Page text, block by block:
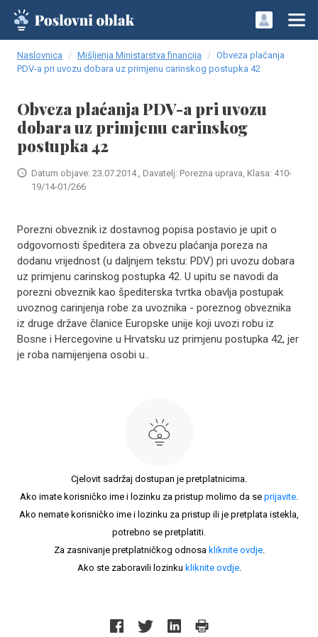
Naslovnica Mišljenja Ministarstva financija
Obveza plaćanja
PDV-a pri uvozu dobara uz primjenu carinskog postupka 42
Obveza plaćanja PDV-a pri uvozu
dobara uz primjenu carinskog
postupka 42
Datum objave: 23.07.2014., Davatelj: Porezna uprava, Klasa: 410-
19/14-01/266
Porezni obveznik iz dostavnog popisa postavio je upit o
odgovornosti špeditera za obvezu plaćanja poreza na
dodanu vrijednost (u daljnjem tekstu: PDV) pri uvozu dobara
uz primjenu carinskog postupka 42. U upitu se navodi da
porezni obveznik kao špediterska tvrtka obavlja postupak
uvoznog carinjenja robe za uvoznika - poreznog obveznika
iz druge države članice Europske unije koji uvozi robu iz
Bosne i Hercegovine u Hrvatsku uz primjenu postupka 42, jer
je roba namijenjena osobi u..
Cjelovit sadržaj dostupan je pretplatnicima.
Ako imate korisničko ime i lozinku za pristup molimo da se prijavite.
Ako nemate korisničko ime i lozinku za pristup ili je pretplata istekla,
potrebno se pretplatiti.
Za zasnivanje pretplatničkog odnosa kliknite ovdje.
Ako ste zaboravili lozinku kliknite ovdje.